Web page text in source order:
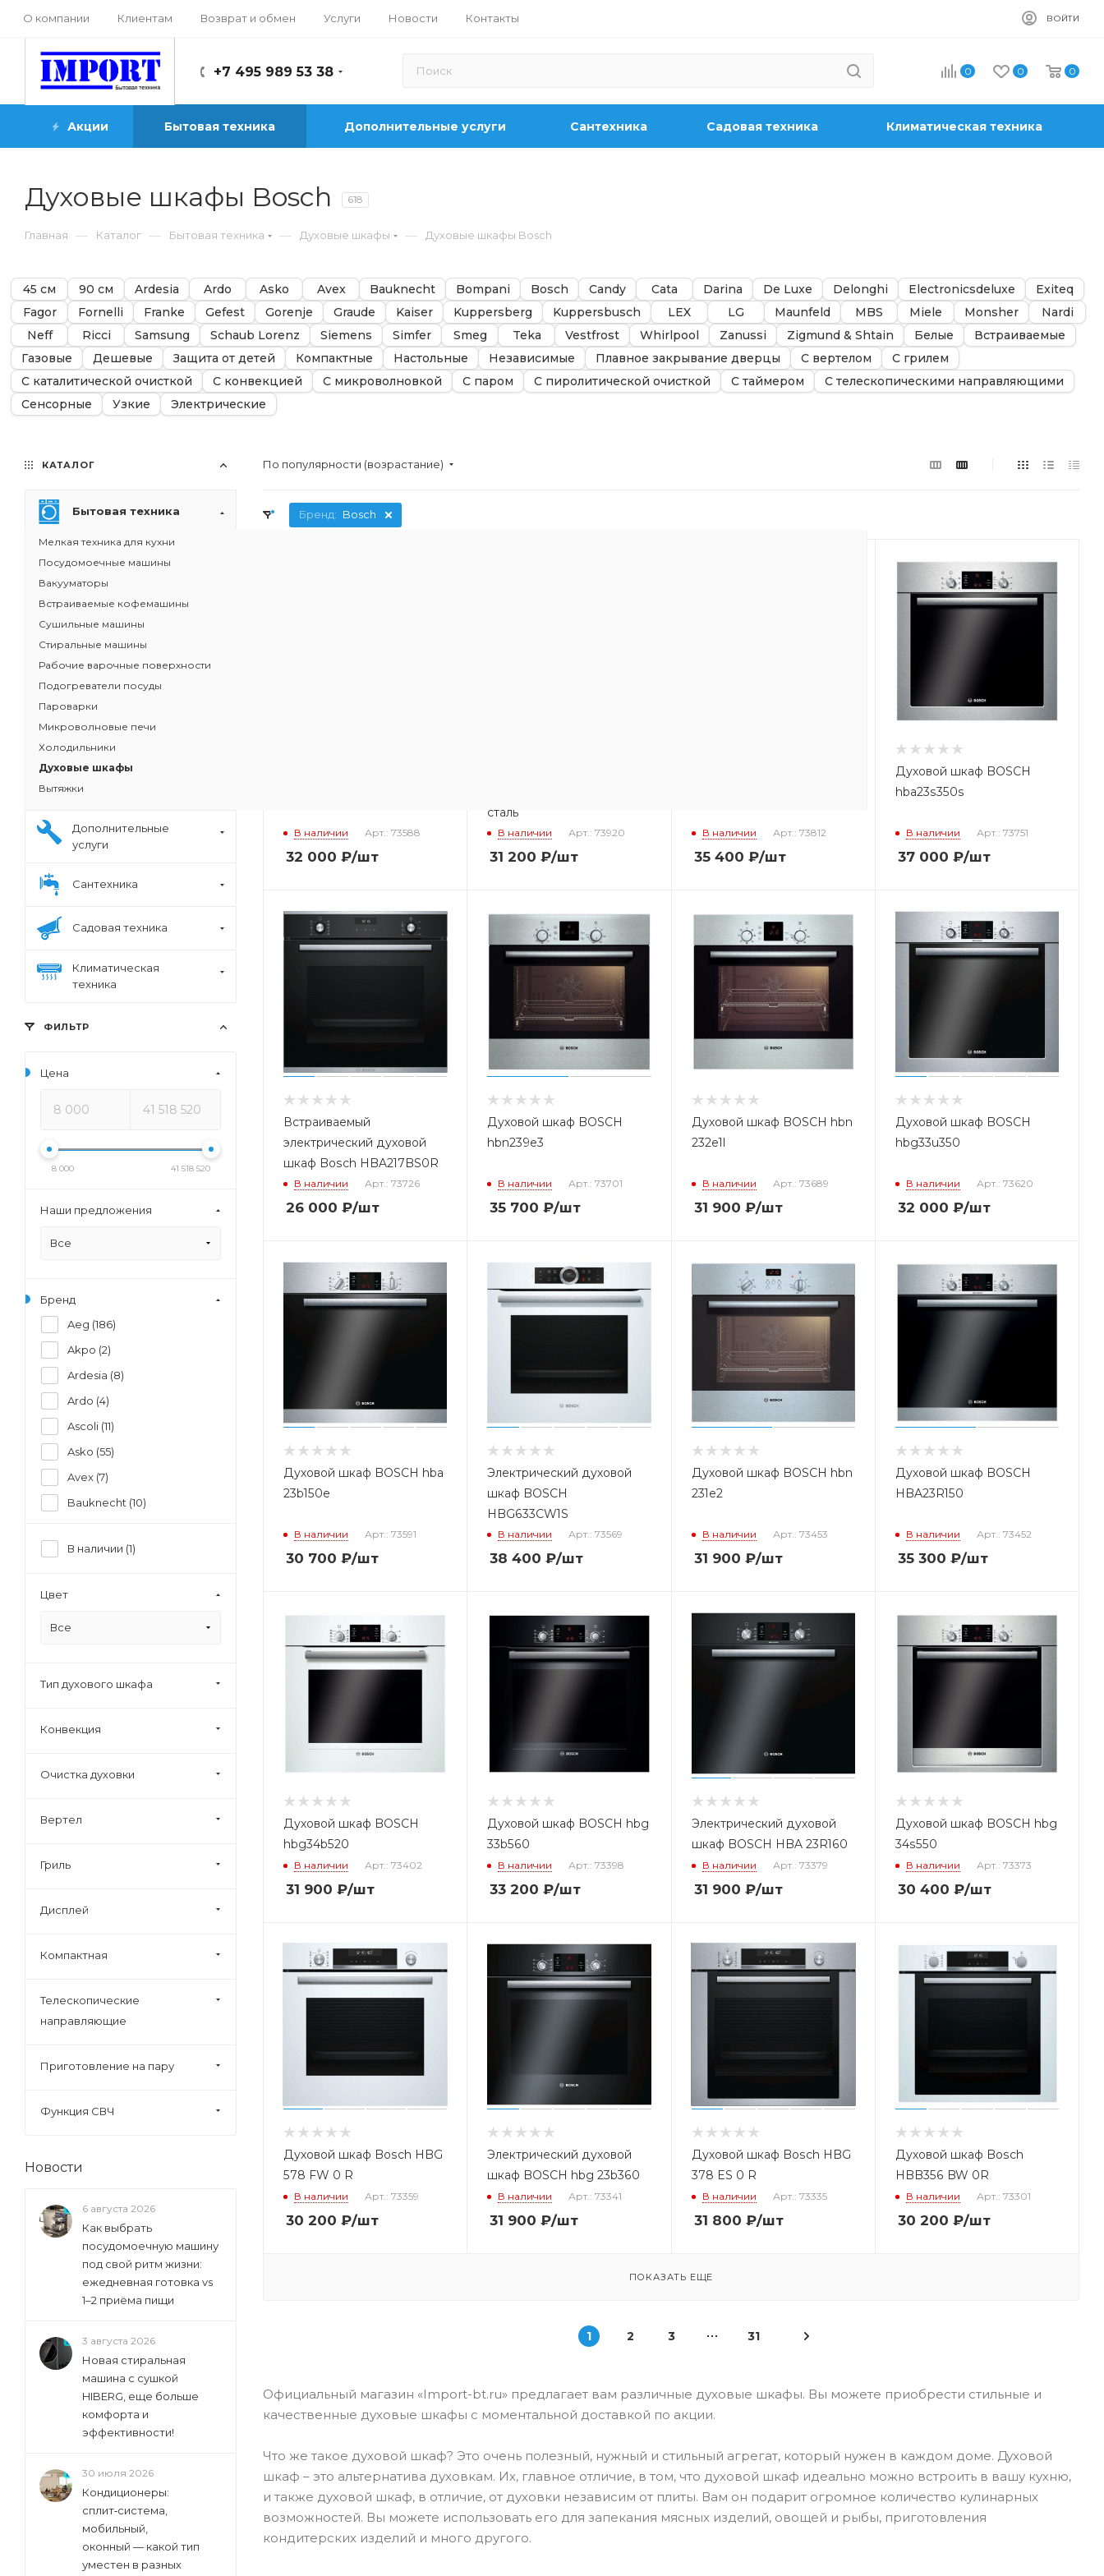
О компании Клиентам Возврат и обмен Услуги Новости Контакты ВОЙТИ
+7 495 989 53 38 0 0 0
Акции Бытовая техника Дополнительные услуги Сантехника Садовая техника Климатическая техника
Духовые шкафы Bosch 618
Главная — Каталог — Бытовая техника — Духовые шкафы — Духовые шкафы Bosch
45 см 90 см Ardesia Ardo Asko Avex Bauknecht Bompani Bosch Candy Cata Darina De Luxe Delonghi Electronicsdeluxe
Exiteq
Fagor
Fornelli Franke Gefest Gorenje Graude Kaiser Kuppersberg Kuppersbusch LEX LG Maunfeld MBS Miele Monsher
Nardi
Neff
Ricci Samsung Schaub Lorenz Siemens Simfer Smeg Teka Vestfrost Whirlpool Zanussi Zigmund & Shtain Белые
Встраиваемые
Газовые
Дешевые Защита от детей Компактные Настольные Независимые Плавное закрывание дверцы С вертелом
С грилем
С каталитической очисткой
С конвекцией С микроволновкой С паром С пиролитической очисткой С таймером
С телескопическими направляющими
Сенсорные
Узкие Электрические
По популярности (возрастание)
Бренд: Bosch
В наличии Арт.: 73588
32 000 ₽/шт
сталь
В наличии Арт.: 73920
31 200 ₽/шт
В наличии Арт.: 73812
35 400 ₽/шт
Духовой шкаф BOSCH
hba23s350s
В наличии Арт.: 73751
37 000 ₽/шт
Встраиваемый
электрический духовой
шкаф Bosch HBA217BS0R
В наличии Арт.: 73726
26 000 ₽/шт
Духовой шкаф BOSCH
hbn239e3
В наличии Арт.: 73701
35 700 ₽/шт
Духовой шкаф BOSCH hbn
232e1l
В наличии Арт.: 73689
31 900 ₽/шт
Духовой шкаф BOSCH
hbg33u350
В наличии Арт.: 73620
32 000 ₽/шт
Духовой шкаф BOSCH hba
23b150e
В наличии Арт.: 73591
30 700 ₽/шт
Электрический духовой
шкаф BOSCH
HBG633CW1S
В наличии Арт.: 73569
38 400 ₽/шт
Духовой шкаф BOSCH hbn
231e2
В наличии Арт.: 73453
31 900 ₽/шт
Духовой шкаф BOSCH
HBA23R150
В наличии Арт.: 73452
35 300 ₽/шт
Духовой шкаф BOSCH
hbg34b520
В наличии Арт.: 73402
31 900 ₽/шт
Духовой шкаф BOSCH hbg
33b560
В наличии Арт.: 73398
33 200 ₽/шт
Электрический духовой
шкаф BOSCH HBA 23R160
В наличии Арт.: 73379
31 900 ₽/шт
Духовой шкаф BOSCH hbg
34s550
В наличии Арт.: 73373
30 400 ₽/шт
Духовой шкаф Bosch HBG
578 FW 0 R
В наличии Арт.: 73359
30 200 ₽/шт
Электрический духовой
шкаф BOSCH hbg 23b360
В наличии Арт.: 73341
31 900 ₽/шт
Духовой шкаф Bosch HBG
378 ES 0 R
В наличии Арт.: 73335
31 800 ₽/шт
Духовой шкаф Bosch
HBB356 BW 0R
В наличии Арт.: 73301
30 200 ₽/шт
ПОКАЗАТЬ ЕЩЕ
1 2 3 31
Официальный магазин «Import-bt.ru» предлагает вам различные духовые шкафы. Вы можете приобрести стильные и
качественные духовые шкафы с моментальной доставкой по акции.
Что же такое духовой шкаф? Это очень полезный, нужный и стильный агрегат, который нужен в каждом доме. Духовой
шкаф – это альтернатива духовкам. Их, главное отличие, в том, что духовой шкаф идеально можно встроить в вашу кухню,
и также духовой шкаф, в отличие, от духовки независим от плиты. Вам он подарит огромное количество кулинарных
возможностей. Вы можете использовать его для запекания мясных изделий, овощей и рыбы, приготовления
кондитерских изделий и много другого.
КАТАЛОГ
Бытовая техника
Мелкая техника для кухни
Посудомоечные машины
Вакууматоры
Встраиваемые кофемашины
Сушильные машины
Стиральные машины
Рабочие варочные поверхности
Подогреватели посуды
Пароварки
Микроволновые печи
Холодильники
Духовые шкафы
Вытяжки
Дополнительные
услуги
Сантехника
Садовая техника
Климатическая
техника
ФИЛЬТР
Цена
8 000 41 518 520
Наши предложения
Все
Бренд
Aeg (186)
Akpo (2)
Ardesia (8)
Ardo (4)
Ascoli (11)
Asko (55)
Avex (7)
Bauknecht (10)
Beltratto (15)
Bosch (
Candy (103)
Darina (
Delonghi (42
Fagor (
Foster (
Gorenje (344 )
Haier (60
Hiberg (
Ilve ( 48 )
Kaiser ( 66)
6 )
Kuchenchef (5)
Kuppersberg (28 )
Leran (7)
Lex (40)
Lofra (2)
Luxdorf (9)
Maunfeld (
Mbs (4)
Miele (190)
В наличии (1)
Цвет
Все
Тип духового шкафа
Конвекция
Очистка духовки
Вертел
Гриль
Дисплей
Компактная
Телескопические
направляющие
Приготовление на пару
Функция СВЧ
Новости
6 августа 2026
Как выбрать
посудомоечную машину
под свой ритм жизни:
ежедневная готовка vs
1–2 приёма пищи
3 августа 2026
Новая стиральная
машина с сушкой
HIBERG, еще больше
комфорта и
эффективности!
30 июля 2026
Кондиционеры:
сплит‑система,
мобильный,
оконный — какой тип
уместен в разных